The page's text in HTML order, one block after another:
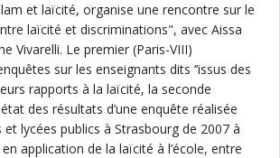
et laïcité, organise une rencontre sur le
laïcité et discriminations", avec Aissa
Vivarelli. Le premier (Paris-VIII)
sur les enseignants dits ‘’issus des
rapports à la laïcité, la seconde
des résultats d’une enquête réalisée
et lycées publics à Strasbourg de 2007 à
application de la laïcité à l’école, entre